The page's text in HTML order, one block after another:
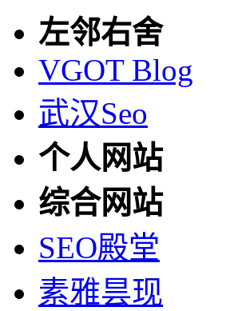
左邻右舍
VGOT Blog
武汉Seo
个人网站
综合网站
SEO殿堂
素雅昙现